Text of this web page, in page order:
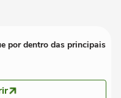
por dentro das principais